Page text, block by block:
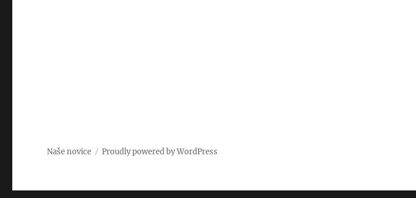
Naše novice Proudly powered by WordPress